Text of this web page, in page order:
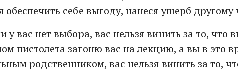
обеспечить себе выгоду, нанеся ущерб другому
у вас нет выбора, вас нельзя винить за то, что
пистолета загоню вас на лекцию, а вы в это
родственником, вас нельзя винить за то,